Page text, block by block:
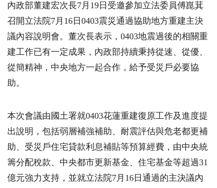
內政部董建宏次長7月19日受邀參加立法委員傅崑萁
召開立法院7月16日0403震災通過協助地方重建主決
議內容說明會。董次長表示，0403地震過後的相關重
建工作已有一定成果，內政部持續秉持從速、從優、
從簡精神，中央地方一起合作，給予受災戶必要協
助。
本次會議由國土署就0403花蓮重建復原工作及進度提
出說明，包括弱層補強補助、耐震評估與危老都更補
助、受災戶住宅貸款利息補貼等預算經費，由中央統
籌分配稅款、中央都市更新基金、住宅基金等超過31
億元強力支持，並就立法院7月16日通過的主決議內